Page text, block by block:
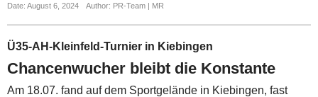
Date: August 6, 2024 Author: PR-Team | MR
Ü35-AH-Kleinfeld-Turnier in Kiebingen
Chancenwucher bleibt die Konstante
Am 18.07. fand auf dem Sportgelände in Kiebingen, fast